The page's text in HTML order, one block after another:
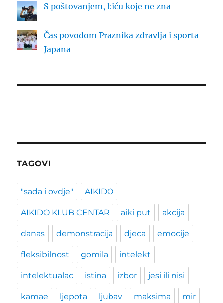
S poštovanjem, biću koje ne zna
Čas povodom Praznika zdravlja i sporta
Japana
TAGOVI
"sada i ovdje" AIKIDO
AIKIDO KLUB CENTAR aiki put akcija
danas demonstracija djeca emocije
fleksibilnost gomila intelekt
intelektualac istina izbor jesi ili nisi
kamae ljepota ljubav maksima mir